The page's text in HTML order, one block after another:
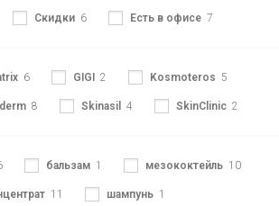
Скидки 6 Есть в офисе 7
6 GIGI 2 Kosmoteros 5
8 Skinasil 4 SkinClinic 2
бальзам 1 мезококтейль 10
11 шампунь 1